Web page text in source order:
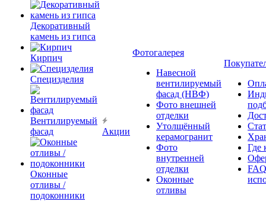
Декоративный
камень из гипса
Кирпич
Специзделия
Вентилируемый
фасад
Оконные
отливы /
подоконники
Акции
Фотогалерея
Навесной
вентилируемый
фасад (НВФ)
Фото внешней
отделки
Утолщённый
керамогранит
Фото
внутренней
отделки
Оконные
отливы
Где